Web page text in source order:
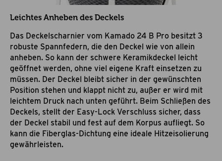
Leichtes Anheben des Deckels
Das Deckelscharnier vom Kamado 24 B Pro besitzt 3
robuste Spannfedern, die den Deckel wie von allein
anheben. So kann der schwere Keramikdeckel leicht
geöffnet werden, ohne viel eigene Kraft einsetzen zu
müssen. Der Deckel bleibt sicher in der gewünschten
Position stehen und klappt nicht zu, außer er wird mit
leichtem Druck nach unten geführt. Beim Schließen des
Deckels, stellt der Easy-Lock Verschluss sicher, dass
der Deckel stabil und fest auf dem Korpus aufliegt. So
kann die Fiberglas-Dichtung eine ideale Hitzeisolierung
gewährleisten.